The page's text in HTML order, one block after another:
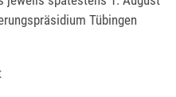
Tübingen